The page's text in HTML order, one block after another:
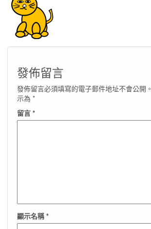
發佈留言
發佈留言必須填寫的電子郵件地址不會公開。
示為 *
留言 *
顯示名稱*